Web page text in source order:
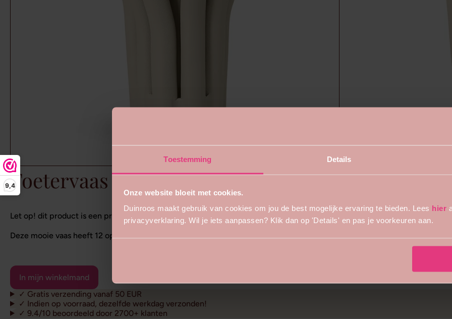
Toestemming Details
Onze website bloeit met cookies.
Duinroos maakt gebruik van cookies om jou de best mogelijke ervaring te bieden. Lees hier
privacyverklaring. Wil je iets aanpassen? Klik dan op 'Details' en pas je voorkeuren aan.
9,4Toetervaas 12 Openingen Sand Pre-order
Let op! dit product is een pre-order, verwachting eind oktober
Deze mooie vaas heeft 12 openingen die ieder te vullen zijn met (zijden) bloemen. Door het robuuste formaat van 45
✓ Gratis verzending vanaf 50 EUR
✓ Indien op voorraad, dezelfde werkdag verzonden!
✓ 9.4/10 beoordeeld door 2700+ klanten